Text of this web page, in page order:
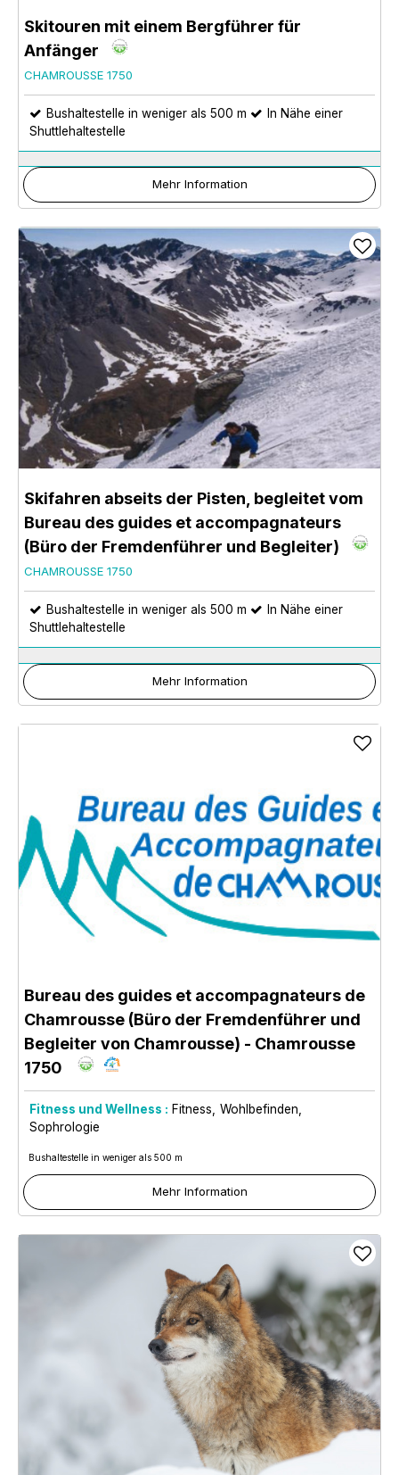
Skitouren mit einem Bergführer für
Anfänger
CHAMROUSSE 1750
Bushaltestelle in weniger als 500 m
In Nähe einer
Shuttlehaltestelle
Mehr Information
Skifahren abseits der Pisten, begleitet vom
Bureau des guides et accompagnateurs
(Büro der Fremdenführer und Begleiter)
CHAMROUSSE 1750
Bushaltestelle in weniger als 500 m
In Nähe einer
Shuttlehaltestelle
Mehr Information
Bureau des guides et accompagnateurs de
Chamrousse (Büro der Fremdenführer und
Begleiter von Chamrousse) - Chamrousse
1750
Fitness und Wellness : Fitness
Wohlbefinden
Sophrologie
Bushaltestelle in weniger als 500 m
Mehr Information